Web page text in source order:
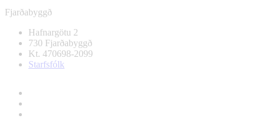
Fjarðabyggð
Hafnargötu 2
730 Fjarðabyggð
Kt. 470698-2099
Starfsfólk